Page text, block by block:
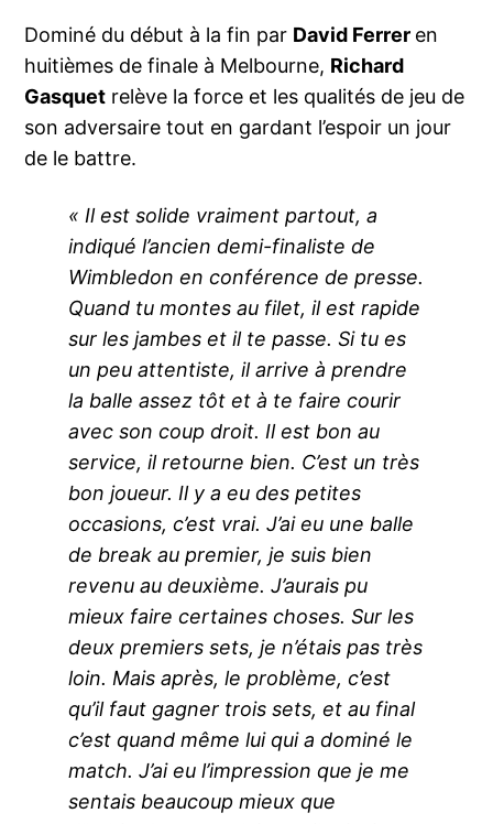
Dominé du début à la fin par David Ferrer en
huitièmes de finale à Melbourne, Richard
Gasquet relève la force et les qualités de jeu de
son adversaire tout en gardant l’espoir un jour
de le battre.
« Il est solide vraiment partout, a
indiqué l’ancien demi-finaliste de
Wimbledon en conférence de presse.
Quand tu montes au filet, il est rapide
sur les jambes et il te passe. Si tu es
un peu attentiste, il arrive à prendre
la balle assez tôt et à te faire courir
avec son coup droit. Il est bon au
service, il retourne bien. C’est un très
bon joueur. Il y a eu des petites
occasions, c’est vrai. J’ai eu une balle
de break au premier, je suis bien
revenu au deuxième. J’aurais pu
mieux faire certaines choses. Sur les
deux premiers sets, je n’étais pas très
loin. Mais après, le problème, c’est
qu’il faut gagner trois sets, et au final
c’est quand même lui qui a dominé le
match. J’ai eu l’impression que je me
sentais beaucoup mieux que